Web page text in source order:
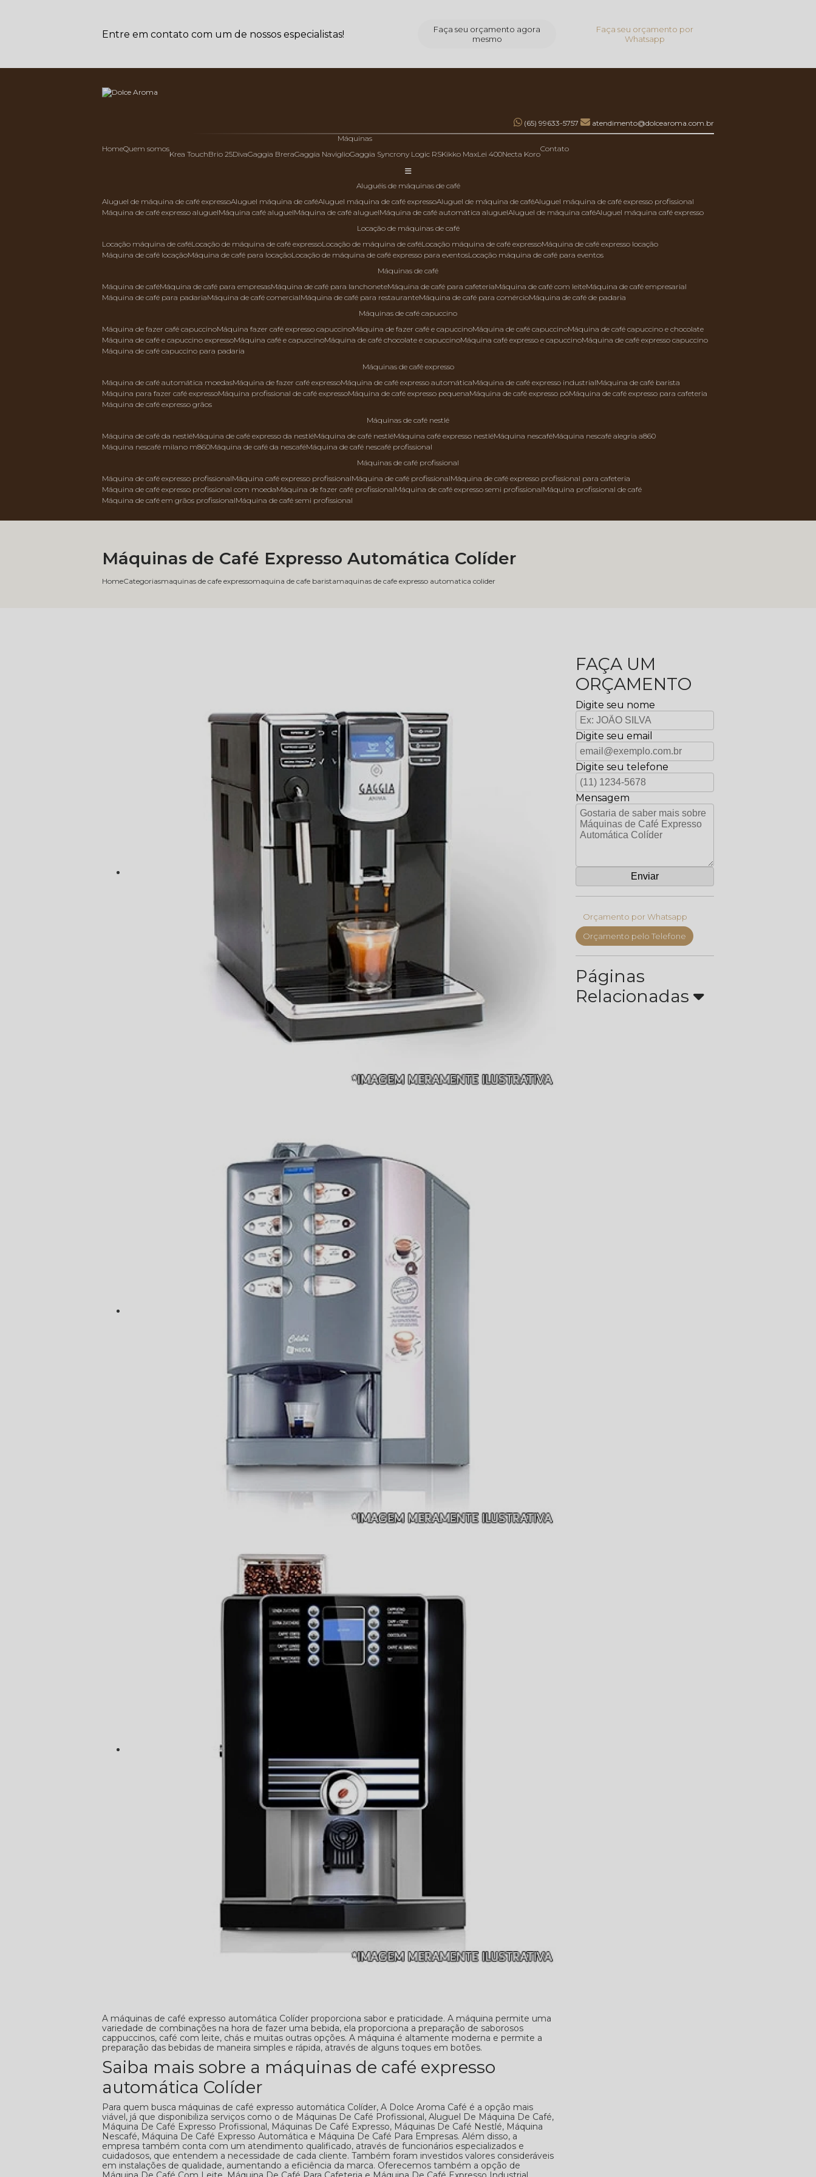
Entre em contato com um de nossos especialistas!
Faça seu orçamento agora
mesmo
Faça seu orçamento por
Whatsapp
(65) 99633-5757 atendimento@dolcearoma.com.br
Home Quem somos
Máquinas
Krea Touch
Brio 25 Diva Gaggia Brera Gaggia Naviglio Gaggia Syncrony Logic RS Kikko Max Lei 400 Necta Koro
Contato
aluguéis de máquinas de café
aluguel de máquina de café expresso aluguel máquina de café aluguel máquina de café expresso aluguel de máquina de café aluguel máquina de café expresso profissional
máquina de café expresso aluguel
máquina café aluguel máquina de café aluguel máquina de café automática aluguel aluguel de máquina café aluguel máquina café expresso
locação de máquinas de café
locação máquina de café locação de máquina de café expresso locação de máquina de café locação máquina de café expresso
máquina de café expresso locação
máquina de café locação
máquina de café para locação locação de máquina de café expresso para eventos locação máquina de café para eventos
máquinas de café
máquina de café
máquina de café para empresas máquina de café para lanchonete máquina de café para cafeteria máquina de café com leite
máquina de café empresarial
máquina de café para padaria
máquina de café comercial máquina de café para restaurante máquina de café para comércio
máquina de café de padaria
máquinas de café capuccino
máquina de fazer café capuccino
máquina fazer café expresso capuccino máquina de fazer café e capuccino máquina de café capuccino
máquina de café capuccino e chocolate
máquina de café e capuccino expresso
máquina café e capuccino máquina de café chocolate e capuccino máquina café expresso e capuccino
máquina de café expresso capuccino
máquina de café capuccino para padaria
máquinas de café expresso
máquina de café automática moedas
máquina de fazer café expresso máquina de café expresso automática máquina de café expresso industrial
máquina de café barista
máquina para fazer café expresso
máquina profissional de café expresso máquina de café expresso pequena máquina de café expresso pó
máquina de café expresso para cafeteria
máquina de café expresso grãos
máquinas de café nestlé
máquina de café da nestlé
máquina de café expresso da nestlé máquina de café nestlé máquina café expresso nestlé máquina nescafé
máquina nescafé alegria a860
máquina nescafé milano m860
máquina de café da nescafé
máquina de café nescafé profissional
máquinas de café profissional
máquina de café expresso profissional
máquina café expresso profissional máquina de café profissional
máquina de café expresso profissional para cafeteria
máquina de café expresso profissional com moeda
máquina de fazer café profissional máquina de café expresso semi profissional
máquina profissional de café
máquina de café em grãos profissional
máquina de café semi profissional
HomeCategoriasmaquinas de cafe expressomaquina de cafe baristamaquinas de cafe expresso automatica colider
Máquinas de Café Expresso Automática Colíder
A máquinas de café expresso automática Colíder proporciona sabor e praticidade. A máquina permite uma
variedade de combinações na hora de fazer uma bebida, ela proporciona a preparação de saborosos
cappuccinos, café com leite, chás e muitas outras opções. A máquina é altamente moderna e permite a
preparação das bebidas de maneira simples e rápida, através de alguns toques em botões.
Saiba mais sobre a máquinas de café expresso
automática Colíder
Para quem busca máquinas de café expresso automática Colíder, A Dolce Aroma Café é a opção mais
viável, já que disponibiliza serviços como o de Máquinas De Café Profissional, Aluguel De Máquina De Café,
Máquina De Café Expresso Profissional, Máquinas De Café Expresso, Máquinas De Café Nestlé, Máquina
Nescafé, Máquina De Café Expresso Automática e Máquina De Café Para Empresas. Além disso, a
empresa também conta com um atendimento qualificado, através de funcionários especializados e
cuidadosos, que entendem a necessidade de cada cliente. Também foram investidos valores consideráveis
em instalações de qualidade, aumentando a eficiência da marca. Oferecemos também a opção de
FAÇA UM
ORÇAMENTO
Digite seu nome
Digite seu email
Digite seu telefone
Mensagem
Orçamento por Whatsapp
Orçamento pelo Telefone
Páginas
Relacionadas